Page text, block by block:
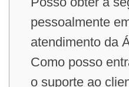
pessoalmente
atendimento da
Como posso
o suporte ao